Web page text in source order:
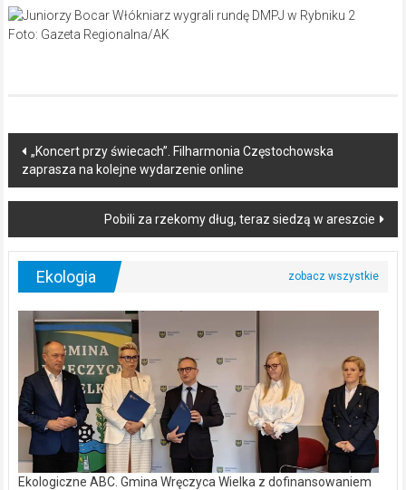
Foto: Gazeta Regionalna/AK
Post
navigation
„Koncert przy świecach”. Filharmonia Częstochowska
zaprasza na kolejne wydarzenie online
Pobili za rzekomy dług, teraz siedzą w areszcie
Ekologia
Ekologiczne ABC. Gmina Wręczyca Wielka z dofinansowaniem